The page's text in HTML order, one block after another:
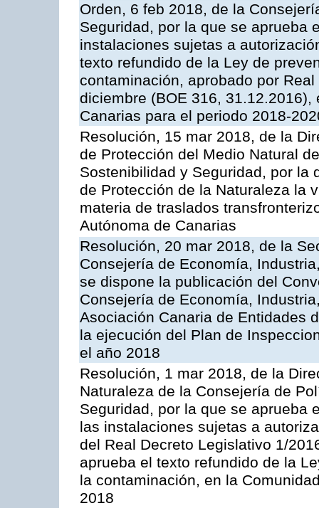
Orden, 6 feb 2018, de la
Seguridad, por la que se aprueba
instalaciones sujetas a
texto refundido de la Ley de
contaminación, aprobado por
diciembre (BOE 316,
Canarias para el periodo 2018-
Resolución, 15 mar 2018, de la
de Protección del Medio Natural
Sostenibilidad y Seguridad, por la
de Protección de la Naturaleza la
materia de traslados
Autónoma de Canarias
Resolución, 20 mar 2018, de la
Consejería de Economía,
se dispone la publicación del
Consejería de Economía,
Asociación Canaria de Entidades
la ejecución del Plan de
el año 2018
Resolución, 1 mar 2018, de la
Naturaleza de la Consejería de
Seguridad, por la que se aprueba
las instalaciones sujetas a
del Real Decreto Legislativo 1/
aprueba el texto refundido de la
la contaminación, en la
2018